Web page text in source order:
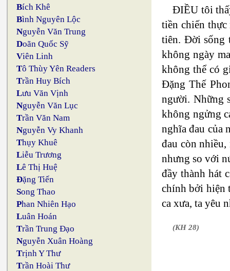
Bích Khê
Bình Nguyên Lộc
Nguyễn Văn Trung
Doãn Quốc Sỹ
Viên Linh
Tô Thùy Yên Readers
Trần Huy Bích
Lưu Văn Vịnh
Nguyễn Văn Lục
Trần Văn Nam
Nguyễn Vy Khanh
Thụy Khuê
Liễu Trương
Lê Thị Huệ
Đặng Tiến
Song Thao
Phan Nhiên Hạo
Luân Hoán
Trần Trung Đạo
Nguyễn Xuân Hoàng
Trịnh Y Thư
Trần Hoài Thư
ĐIỀU tôi
tiền chiến
tiên. Đời sống
không ngày
không thể có
Đặng Thế
người. Những
không ngửng
nghĩa đau của
đau còn
nhưng so với
đầy thành hát
chính bởi hiện
ca xưa, ta yêu
(KH 28)